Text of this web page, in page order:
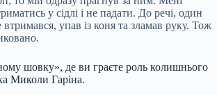
у сідлі і не падати. До речі, один
упав із коня та зламав руку. Тож
шовку», де ви граєте роль колишнього
Миколи Гаріна.